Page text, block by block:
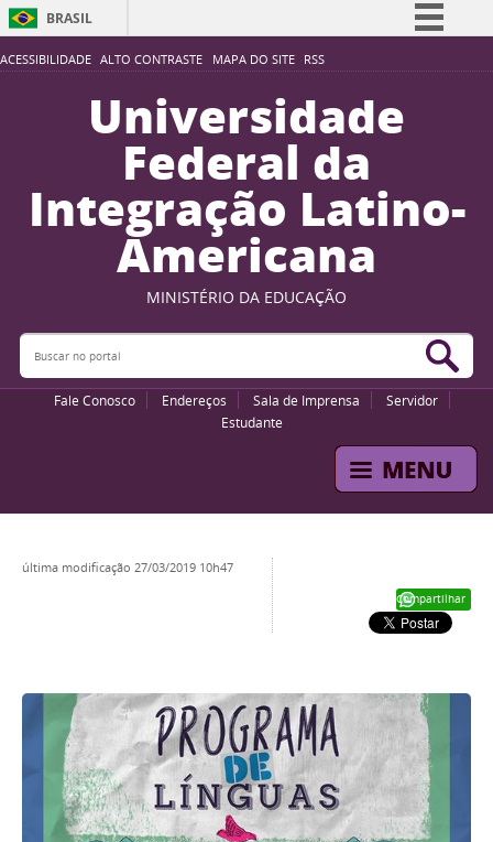
ACESSIBILIDADE ALTO CONTRASTE MAPA DO SITE RSS
BRASIL
Simplifique!
Participe
Acesso à informação
Legislação
Canais
Universidade
Federal da
Integração Latino-
Americana
MINISTÉRIO DA EDUCAÇÃO
Buscar no portal
Fale Conosco Endereços Sala de Imprensa
Servidor
Estudante
Compartilhar
última modificação 27/03/2019 10h47